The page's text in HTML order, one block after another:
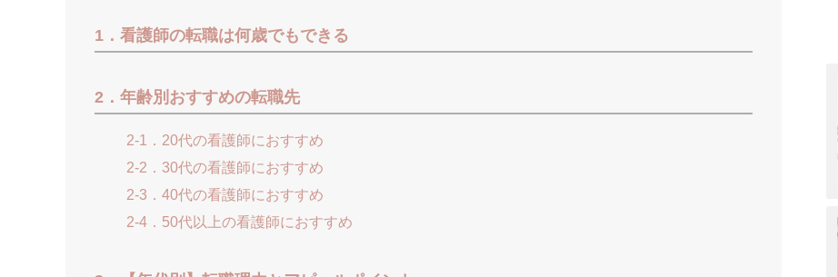
1．看護師の転職は何歳でもできる
2．年齢別おすすめの転職先
2-1．20代の看護師におすすめ
2-2．30代の看護師におすすめ
2-3．40代の看護師におすすめ
2-4．50代以上の看護師におすすめ